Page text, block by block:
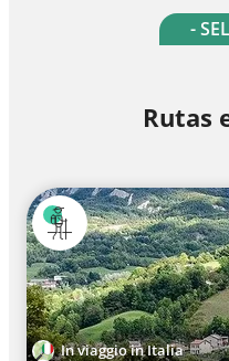
-
Rutas
In viaggio in Italia